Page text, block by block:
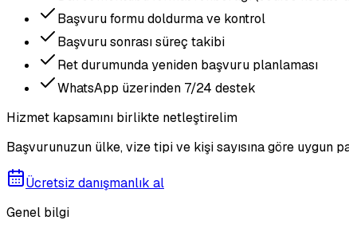
Başvuru formu doldurma ve kontrol
Başvuru sonrası süreç takibi
Ret durumunda yeniden başvuru planlaması
WhatsApp üzerinden 7/24 destek
Hizmet kapsamını birlikte netleştirelim
Başvurunuzun ülke, vize tipi ve kişi sayısına göre uygun
Ücretsiz danışmanlık al
Genel bilgi